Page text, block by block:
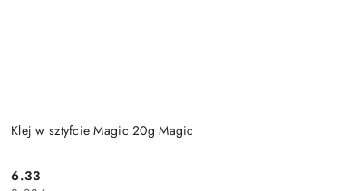
Klej w sztyfcie Magic 20g Magic
Cena:
6.33